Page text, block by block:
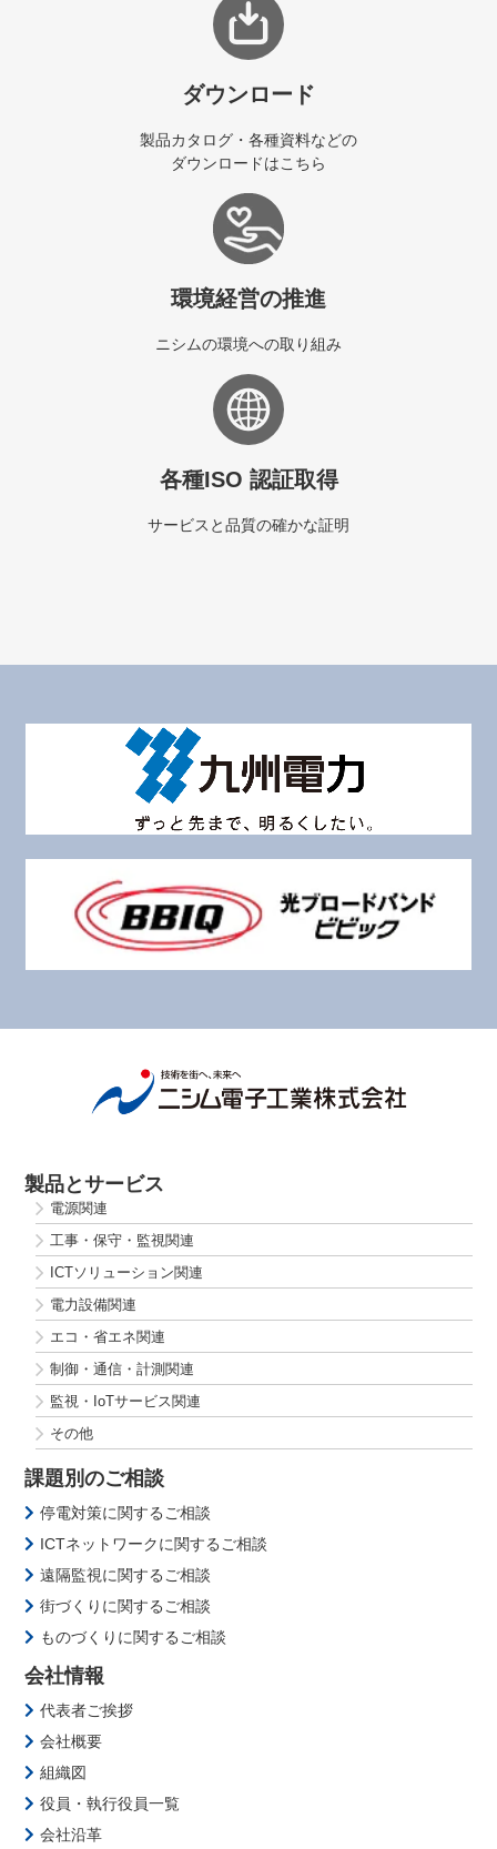
ダウンロード
製品カタログ・各種資料などの
ダウンロードはこちら
環境経営の推進
ニシムの環境への取り組み
各種ISO 認証取得
サービスと品質の確かな証明
製品とサービス
電源関連
工事・保守・監視関連
ICTソリューション関連
電力設備関連
エコ・省エネ関連
制御・通信・計測関連
監視・IoTサービス関連
その他
課題別のご相談
停電対策に関するご相談
ICTネットワークに関するご相談
遠隔監視に関するご相談
街づくりに関するご相談
ものづくりに関するご相談
会社情報
代表者ご挨拶
会社概要
組織図
役員・執行役員一覧
会社沿革